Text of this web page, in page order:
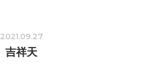
2021.09.27
吉祥天